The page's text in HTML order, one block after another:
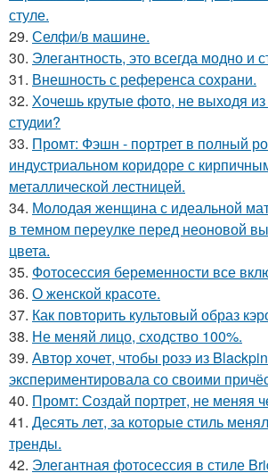
стуле.
29. Селфи/в машине.
30. Элегантность, это всегда модно и
31. Внешность с референса сохрани.
32. Хочешь крутые фото, не выходя
студии?
33. Промт: Фэшн - портрет в полный
индустриальном коридоре с
металлической лестницей.
34. Молодая женщина с идеальной
в темном переулке перед неоновой
цвета.
35. Фотосессия беременности все
36. О женской красоте.
37. Как повторить культовый образ
38. Не меняй лицо, сходство 100%.
39. Автор хочет, чтобы розэ из
экспериментировала со своими
40. Промт: Создай портрет, не меняя
41. Десять лет, за которые стиль
тренды.
42. Элегантная фотосессия в стиле